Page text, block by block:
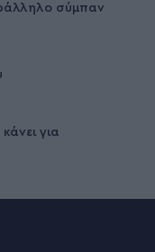
σύμπαν
για